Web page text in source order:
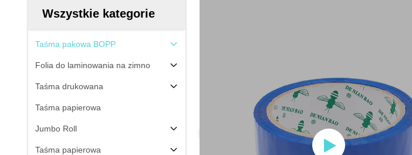
Wszystkie kategorie
Taśma pakowa BOPP
Folia do laminowania na zimno
Taśma drukowana
Taśma papierowa
Jumbo Roll
Taśma papierowa